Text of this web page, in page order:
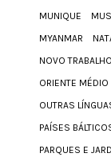
MUNIQUE
MYANMAR
NOVO TRABALHO
ORIENTE MÉDIO
OUTRAS
PAÍSES
PARQUES E